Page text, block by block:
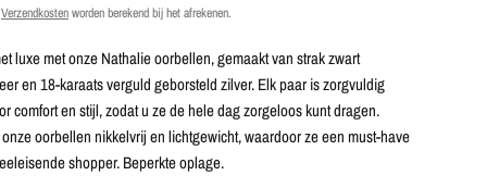
Verzendkostenworden berekend bij het afrekenen.
luxe met onze Nathalie oorbellen, gemaakt van strak zwart
en 18-karaats verguld geborsteld zilver. Elk paar is zorgvuldig
comfort en stijl, zodat u ze de hele dag zorgeloos kunt dragen.
oorbellen nikkelvrij en lichtgewicht, waardoor ze een must-have
shopper. Beperkte oplage.